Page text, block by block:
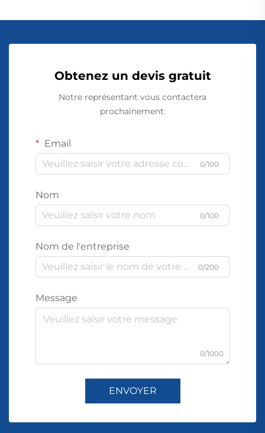
Obtenez un devis gratuit
Notre représentant vous contactera
prochainement.
Email
0/100
Nom
0/100
Nom de l'entreprise
0/200
Message
0/1000
ENVOYER